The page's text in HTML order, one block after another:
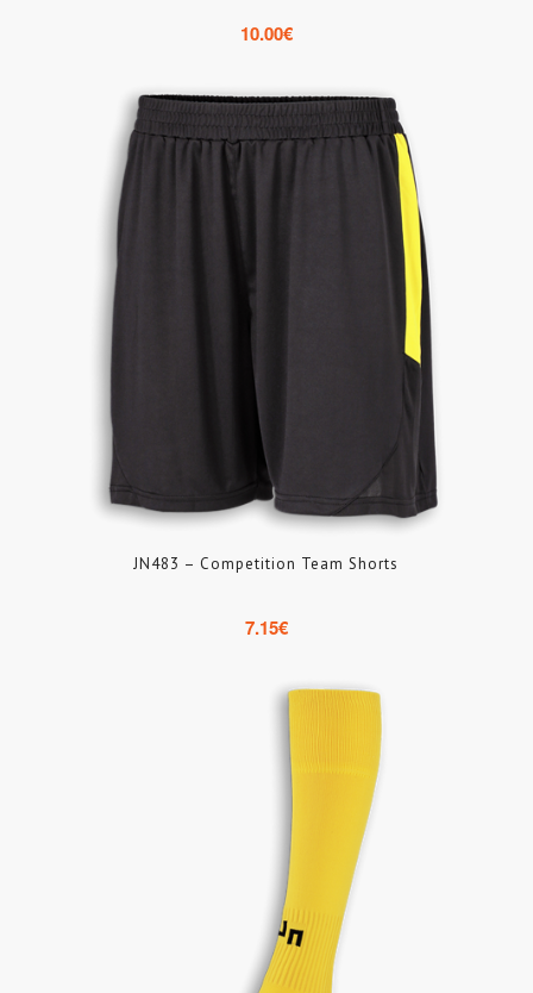
10.00€
JN483 – Competition Team Shorts
7.15€